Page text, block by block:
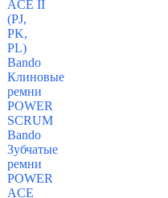
ACE II
(PJ,
PK,
PL)
Bando
Клиновые
ремни
POWER
SCRUM
Bando
Зубчатые
ремни
POWER
ACE